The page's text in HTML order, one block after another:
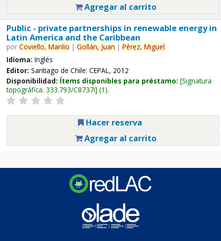
Agregar al carrito
Public - private partnerships in renewable energy in
Latin America and the Caribbean
por Coviello, Manlio | Gollán, Juan | Pérez, Miguel.
Idioma: Inglés
Editor: Santiago de Chile: CEPAL, 2012
Disponibilidad: Ítems disponibles para préstamo: Signatura
topográfica: 333.793/C8737i (1).
Hacer reserva
Agregar al carrito